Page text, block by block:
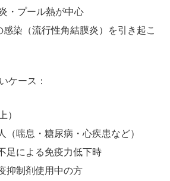
・プール熱が中心
感染（流行性角結膜炎）を引き起こ
ケース：
）
（喘息・糖尿病・心疾患など）
足による免疫力低下時
抑制剤使用中の方